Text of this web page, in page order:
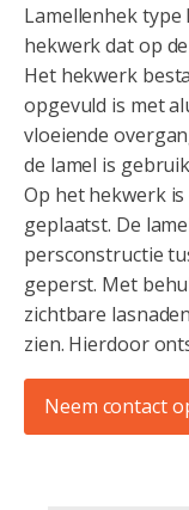
Lamellenhek type
hekwerk dat op
Het hekwerk
opgevuld is met
vloeiende
de lamel is
Op het hekwerk
geplaatst. De
persconstructie
geperst. Met
zichtbare
zien. Hierdoor
Neem contact